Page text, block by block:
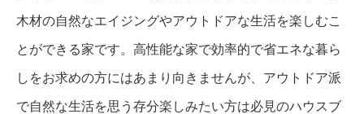
木材の自然なエイジングやアウトドアな生活を楽しむこ
とができる家です。高性能な家で効率的で省エネな暮ら
しをお求めの方にはあまり向きませんが、アウトドア派
で自然な生活を思う存分楽しみたい方は必見のハウスブ